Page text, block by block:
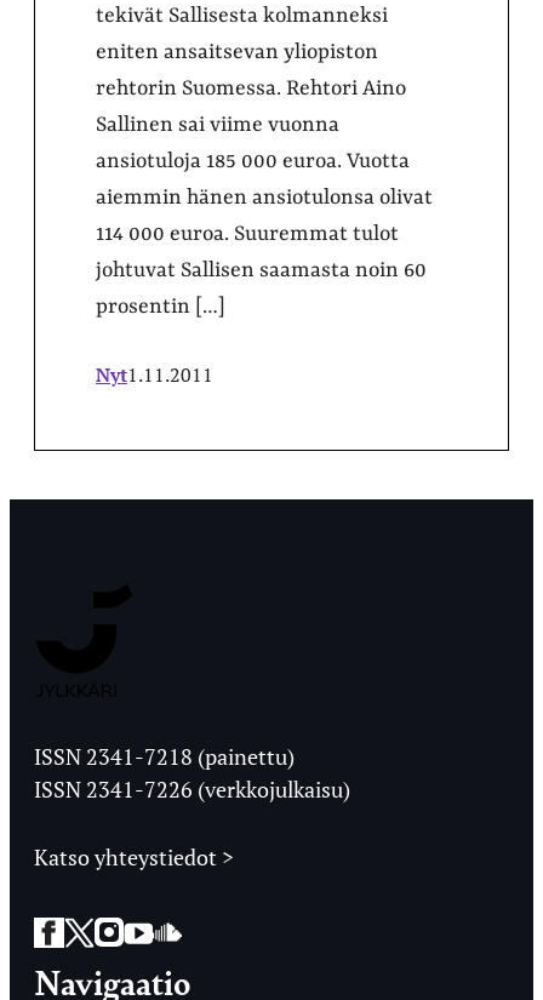
tekivät Sallisesta kolmanneksi
eniten ansaitsevan yliopiston
rehtorin Suomessa. Rehtori Aino
Sallinen sai viime vuonna
ansiotuloja 185 000 euroa. Vuotta
aiemmin hänen ansiotulonsa olivat
114 000 euroa. Suuremmat tulot
johtuvat Sallisen saamasta noin 60
prosentin […]
Nyt1.11.2011
Ylioppilaslehti
ISSN 2341-7218 (painettu)
ISSN 2341-7226 (verkkojulkaisu)
Katso yhteystiedot >
Facebook
Twitter
Instagram
YouTube
SoundCloud
Navigaatio